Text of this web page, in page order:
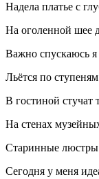
Надела платье с
На оголенной шее
Важно спускаюсь я
Льётся по
В гостиной стучат
На стенах
Старинные
Сегодня у меня